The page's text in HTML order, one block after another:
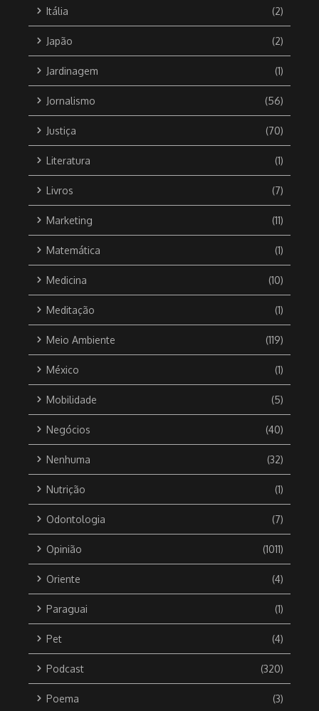
Itália (2)
Japão (2)
Jardinagem (1)
Jornalismo (56)
Justiça (70)
Literatura (1)
Livros (7)
Marketing (11)
Matemática (1)
Medicina (10)
Meditação (1)
Meio Ambiente (119)
México (1)
Mobilidade (5)
Negócios (40)
Nenhuma (32)
Nutrição (1)
Odontologia (7)
Opinião (1011)
Oriente (4)
Paraguai (1)
Pet (4)
Podcast (320)
Poema (3)